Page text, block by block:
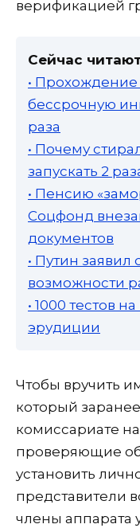
верификацией
Сейчас
•
бессрочную
раза
• Почему
запускать 2
• Пенсию
Соцфонд
документов
• Путин
возможности
• 1000 тестов
эрудиции
Чтобы вручить
который
комиссариате
проверяющие
установить
представители
члены аппарата